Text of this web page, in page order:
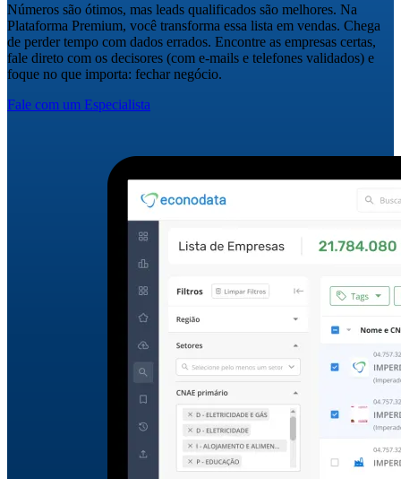
Números são ótimos, mas leads qualificados são melhores. Na
Plataforma Premium, você transforma essa lista em vendas. Chega
de perder tempo com dados errados. Encontre as empresas certas,
fale direto com os decisores (com e-mails e telefones validados) e
foque no que importa: fechar negócio.
Fale com um Especialista